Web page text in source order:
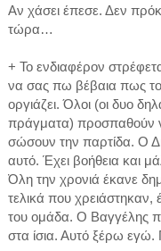
Αν χάσει έπεσε. Δεν
τώρα…
+ Το ενδιαφέρον
να σας πω βέβαια πως
οργιάζει. Όλοι (οι δυο
πράγματα) προσπαθούν
σώσουν την παρτίδα. Ο
αυτό. Έχει βοήθεια και
Όλη την χρονιά έκανε
τελικά που χρειάστηκαν,
του ομάδα. Ο Βαγγέλης
στα ίσια. Αυτό ξέρω εγώ.